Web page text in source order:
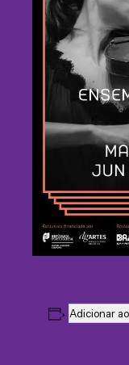
Adicionar